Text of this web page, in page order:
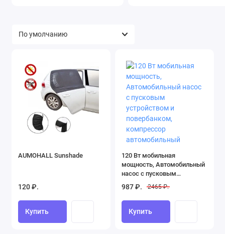
AUMOHALL Sunshade
120 ₽.
Купить
120 Вт мобильная
мощность, Автомобильный
насос с пусковым
повербанком, компрессор
автомобильный
987 ₽. 2465 ₽.
Купить